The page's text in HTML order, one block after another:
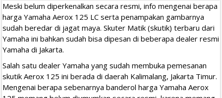
Meski belum diperkenalkan secara resmi, info mengenai berapa
harga Yamaha Aerox 125 LC serta penampakan gambarnya
sudah beredar di jagat maya. Skuter Matik (skutik) terbaru dari
Yamaha ini bahkan sudah bisa dipesan di beberapa dealer resmi
Yamaha di Jakarta.
Salah satu dealer Yamaha yang sudah membuka pemesanan
skutik Aerox 125 ini berada di daerah Kalimalang, Jakarta Timur.
Mengenai berapa sebenarnya banderol harga Yamaha Aerox